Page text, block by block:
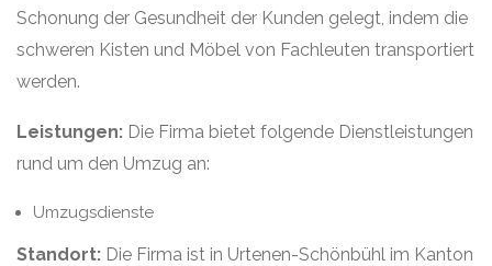
Schonung der Gesundheit der Kunden gelegt, indem die
schweren Kisten und Möbel von Fachleuten transportiert
werden.
Leistungen: Die Firma bietet folgende Dienstleistungen
rund um den Umzug an:
Umzugsdienste
Standort: Die Firma ist in Urtenen-Schönbühl im Kanton